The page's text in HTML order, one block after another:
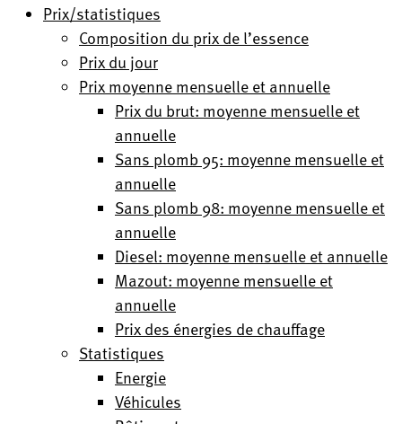
Prix/statistiques
Composition du prix de l’essence
Prix du jour
Prix moyenne mensuelle et annuelle
Prix du brut: moyenne mensuelle et
annuelle
Sans plomb 95: moyenne mensuelle et
annuelle
Sans plomb 98: moyenne mensuelle et
annuelle
Diesel: moyenne mensuelle et annuelle
Mazout: moyenne mensuelle et
annuelle
Prix des énergies de chauffage
Statistiques
Energie
Véhicules